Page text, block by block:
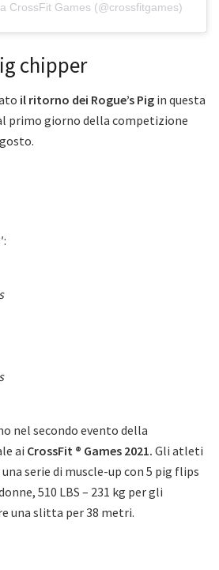
CrossFit Games (@crossfitgames)
chipper
il ritorno dei Rogue’s Pig in questa
primo giorno della competizione
nel secondo evento della
ai CrossFit ® Games 2021. Gli atleti
serie di muscle-up con 5 pig flips
510 LBS – 231 kg per gli
una slitta per 38 metri.